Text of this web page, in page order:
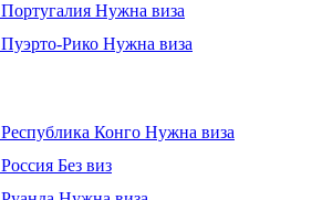
Португалия Нужна виза
Пуэрто-Рико Нужна виза
Республика Конго Нужна виза
Россия Без виз